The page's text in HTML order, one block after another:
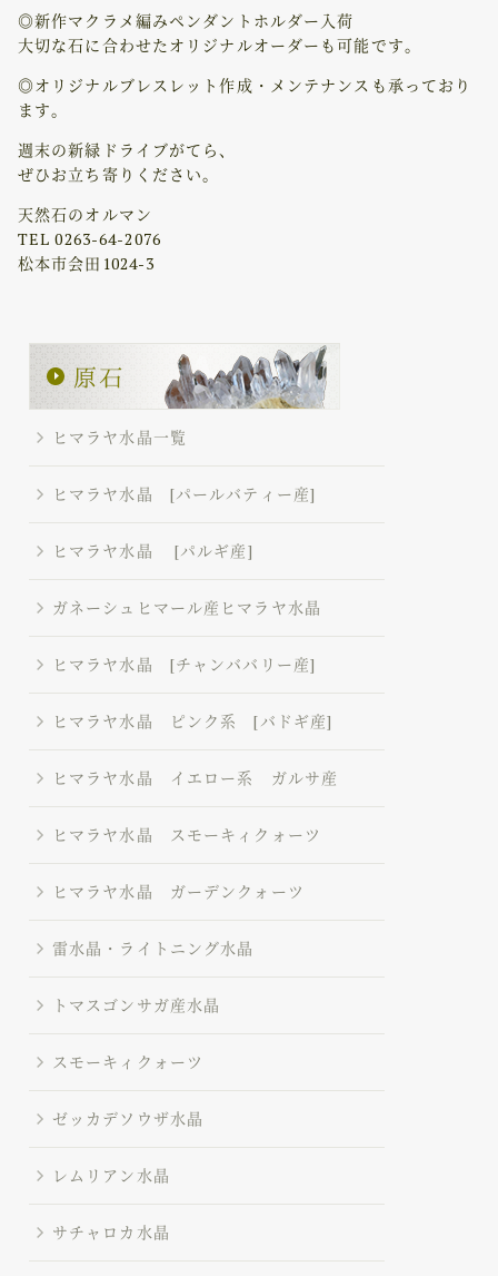
◎新作マクラメ編みペンダントホルダー入荷
大切な石に合わせたオリジナルオーダーも可能です。
◎オリジナルブレスレット作成・メンテナンスも承っており
ます。
週末の新緑ドライブがてら、
ぜひお立ち寄りください。
天然石のオルマン
TEL 0263-64-2076
松本市会田1024-3
ヒマラヤ水晶一覧
ヒマラヤ水晶 [パールバティー産]
ヒマラヤ水晶 [パルギ産]
ガネーシュヒマール産ヒマラヤ水晶
ヒマラヤ水晶 [チャンババリー産]
ヒマラヤ水晶 ピンク系 [バドギ産]
ヒマラヤ水晶 イエロー系 ガルサ産
ヒマラヤ水晶 スモーキィクォーツ
ヒマラヤ水晶 ガーデンクォーツ
雷水晶・ライトニング水晶
トマスゴンサガ産水晶
スモーキィクォーツ
ゼッカデソウザ水晶
レムリアン水晶
サチャロカ水晶